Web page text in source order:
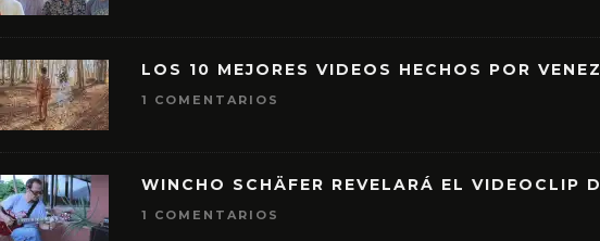
LOS 10 MEJORES VIDEOS HECHOS POR
1 COMENTARIOS
WINCHO SCHÄFER REVELARÁ EL VIDEOCLIP
1 COMENTARIOS